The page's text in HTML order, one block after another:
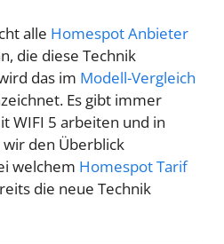
alle Homespot Anbieter
die diese Technik
das im Modell-Vergleich
Es gibt immer
WIFI 5 arbeiten und in
den Überblick
welchem Homespot Tarif
die neue Technik